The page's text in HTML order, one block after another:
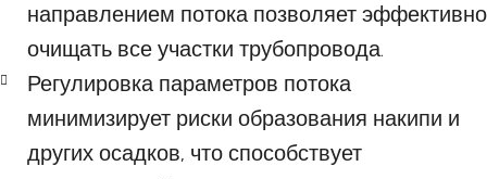
направлением потока позволяет эффективно
очищать все участки трубопровода.
Регулировка параметров потока
минимизирует риски образования накипи и
других осадков, что способствует